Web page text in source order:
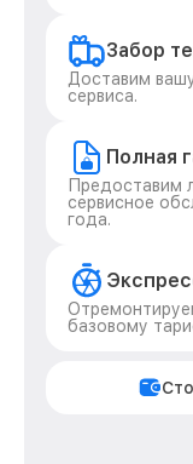
Забор
Доставим
сервиса.
Полная
Предоставим
сервисное
года.
базовому